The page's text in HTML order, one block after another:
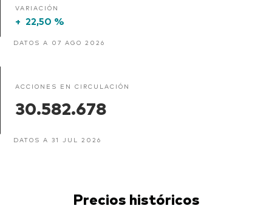
VARIACIÓN
+ 22,50 %
DATOS A 07 AGO 2026
ACCIONES EN CIRCULACIÓN
30.582.678
DATOS A 31 JUL 2026
Precios históricos